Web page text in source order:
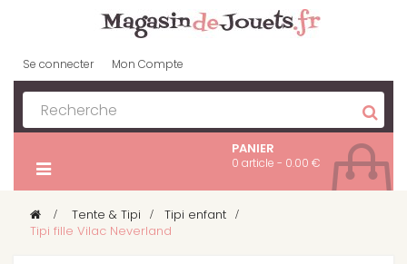
Se connecter Mon Compte
PANIER
0 article - 0.00 €
> Tente & Tipi > Tipi enfant >
Tipi fille Vilac Neverland